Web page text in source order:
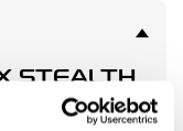
STEALTH
46T, 520
nízkou hmotnost